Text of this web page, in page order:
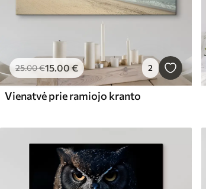
25.00€15.00 € 2
Vienatvė prie ramiojo kranto